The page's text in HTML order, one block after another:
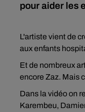
pour aider les
L'artiste vient de
aux enfants
Et de nombreux
encore Zaz. Mais
Dans la vidéo on
Karembeu,